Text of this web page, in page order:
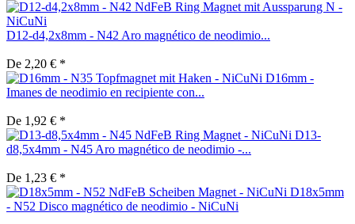
D12-d4,2x8mm - N42 Aro magnético de neodimio...
De 2,20 € *
D16mm -
Imanes de neodimio en recipiente con...
De 1,92 € *
D13-
d8,5x4mm - N45 Aro magnético de neodimio -...
De 1,23 € *
D18x5mm
- N52 Disco magnético de neodimio - NiCuNi